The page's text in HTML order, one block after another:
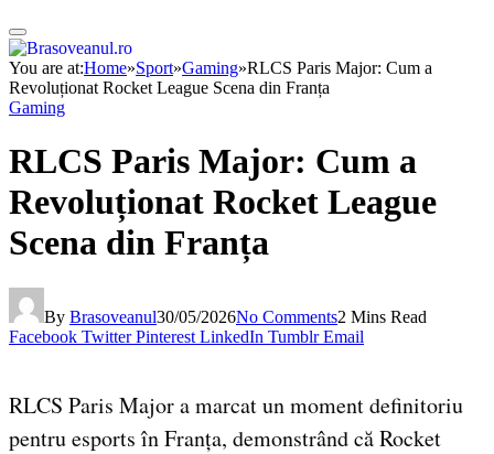
You are at:Home»Sport»Gaming»RLCS Paris Major: Cum a
Revoluționat Rocket League Scena din Franța
Gaming
RLCS Paris Major: Cum a
Revoluționat Rocket League
Scena din Franța
By Brasoveanul30/05/2026No Comments2 Mins Read
Facebook Twitter Pinterest LinkedIn Tumblr Email
RLCS Paris Major a marcat un moment definitoriu
pentru esports în Franța, demonstrând că Rocket